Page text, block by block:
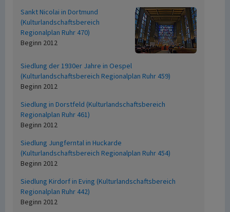
Sankt Nicolai in Dortmund
(Kulturlandschaftsbereich
Regionalplan Ruhr 470)
Beginn 2012
Siedlung der 1930er Jahre in Oespel
(Kulturlandschaftsbereich Regionalplan Ruhr 459)
Beginn 2012
Siedlung in Dorstfeld (Kulturlandschaftsbereich
Regionalplan Ruhr 461)
Beginn 2012
Siedlung Jungferntal in Huckarde
(Kulturlandschaftsbereich Regionalplan Ruhr 454)
Beginn 2012
Siedlung Kirdorf in Eving (Kulturlandschaftsbereich
Regionalplan Ruhr 442)
Beginn 2012